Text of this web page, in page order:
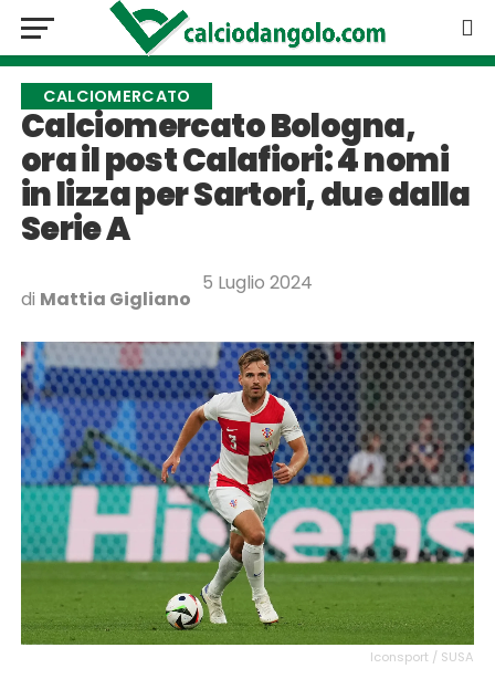
CALCIOMERCATO
Calciomercato Bologna,
ora il post Calafiori: 4 nomi
in lizza per Sartori, due dalla
Serie A
di Mattia Gigliano
5 Luglio 2024
Iconsport / SUSA